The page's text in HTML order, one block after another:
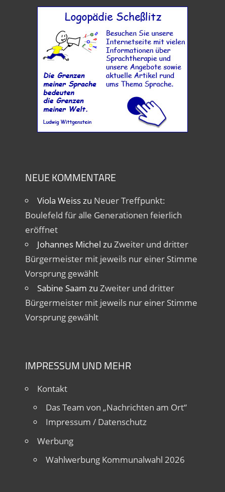
NEUE KOMMENTARE
Viola Weisszu Neuer Treffpunkt:
Boulefeld für alle Generationen feierlich
eröffnet
Johannes Michel zu Zweiter und dritter
Bürgermeister mit jeweils nur einer Stimme
Vorsprung gewählt
Sabine Saam zu Zweiter und dritter
Bürgermeister mit jeweils nur einer Stimme
Vorsprung gewählt
IMPRESSUM UND MEHR
Kontakt
Das Team von „Nachrichten am Ort“
Impressum / Datenschutz
Werbung
Wahlwerbung Kommunalwahl 2026